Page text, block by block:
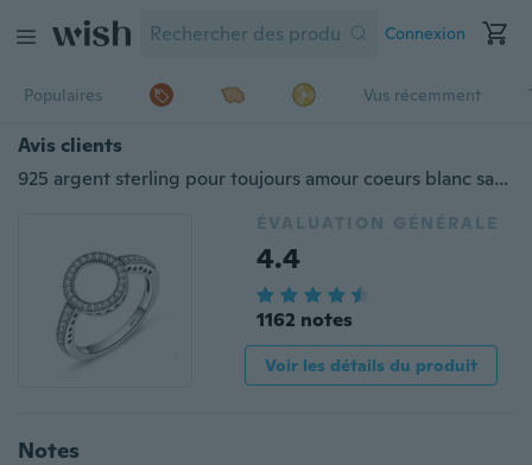
Connexion
Populaires Vus récemment
Avis clients
925 argent sterling pour toujours amour coeurs blanc saphir cercle rond doigt anneaux pour femmes mariage fiançailles bijoux taille 6-10
ÉVALUATION GÉNÉRALE
4.4
1162 notes
Voir les détails du produit
Notes